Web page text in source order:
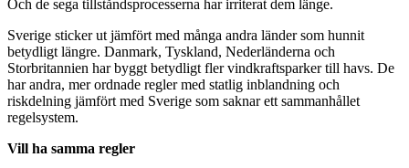
Och de sega tillståndsprocesserna har irriterat dem länge.
Sverige sticker ut jämfört med många andra länder som hunnit
betydligt längre. Danmark, Tyskland, Nederländerna och
Storbritannien har byggt betydligt fler vindkraftsparker till havs. De
har andra, mer ordnade regler med statlig inblandning och
riskdelning jämfört med Sverige som saknar ett sammanhållet
regelsystem.
Vill ha samma regler